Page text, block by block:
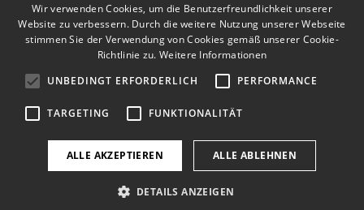
©2026halle2. Alle Rechte vorbehalten.
Wir verwenden Cookies, um die Benutzerfreundlichkeit unserer
Website zu verbessern. Durch die weitere Nutzung unserer Webseite
stimmen Sie der Verwendung von Cookies gemäß unserer Cookie-
Richtlinie zu.Weitere Informationen
UNBEDINGT ERFORDERLICH
PERFORMANCE
TARGETING FUNKTIONALITÄT
ALLE AKZEPTIEREN ALLE ABLEHNEN
DETAILS ANZEIGEN